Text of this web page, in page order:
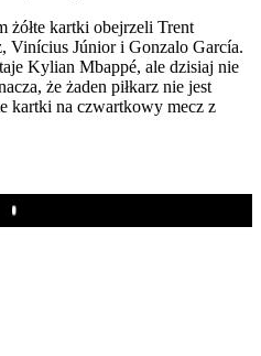
żółte kartki obejrzeli Trent
Vinícius Júnior i Gonzalo García.
Kylian Mbappé, ale dzisiaj nie
że żaden piłkarz nie jest
kartki na czwartkowy mecz z
Play